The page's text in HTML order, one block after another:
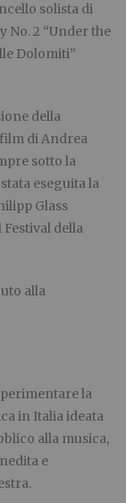
solista di
No. 2 “Under the
Dolomiti”
della
di Andrea
sotto la
eseguita la
Glass
Festival della
alla
la
in Italia ideata
alla musica,
e